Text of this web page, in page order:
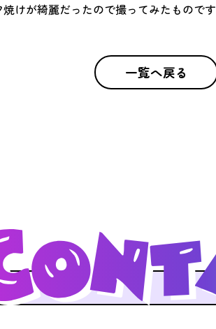
けが綺麗だったので撮ってみたものです
一覧へ戻る